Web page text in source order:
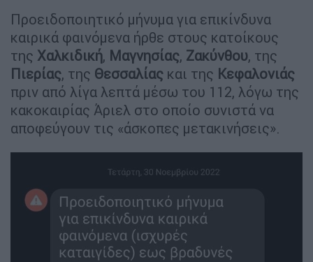
Προειδοποιητικό μήνυμα για επικίνδυνα
καιρικά φαινόμενα ήρθε στους κατοίκους
της Χαλκιδική, Μαγνησίας, Ζακύνθου, της
Πιερίας, της Θεσσαλίας και της Κεφαλονιάς
πριν από λίγα λεπτά μέσω του 112, λόγω της
κακοκαιρίας Άριελ στο οποίο συνιστά να
αποφεύγουν τις «άσκοπες μετακινήσεις».